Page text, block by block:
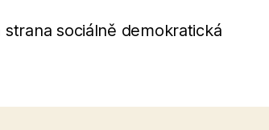
strana sociálně demokratická